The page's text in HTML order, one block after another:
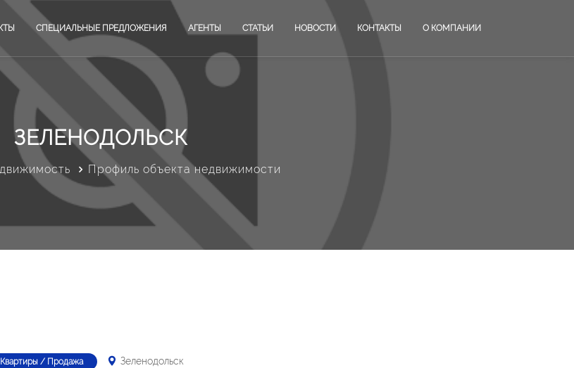
СПЕЦИАЛЬНЫЕ ПРЕДЛОЖЕНИЯ АГЕНТЫ СТАТЬИ НОВОСТИ КОНТАКТЫ О КОМПАНИИ
ЗЕЛЕНОДОЛЬСК
Профиль объекта недвижимости
/ Продажа Зеленодольск